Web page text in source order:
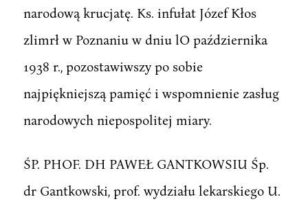
narodową krucjatę. Ks. infułat Józef Kłos
zlimrł w Poznaniu w dniu lO października
1938 r., pozostawiwszy po sobie
najpiękniejszą pamięć i wspomnienie zasług
narodowych niepospolitej miary.
ŚP. PHOF. DH PAWEŁ GANTKOWSIU Śp.
dr Gantkowski, prof. wydziału lekarskiego U.